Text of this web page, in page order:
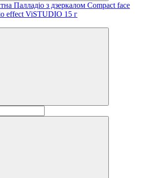
Палладіо з дзеркалом Compact face
effect ViSTUDIO 15 г